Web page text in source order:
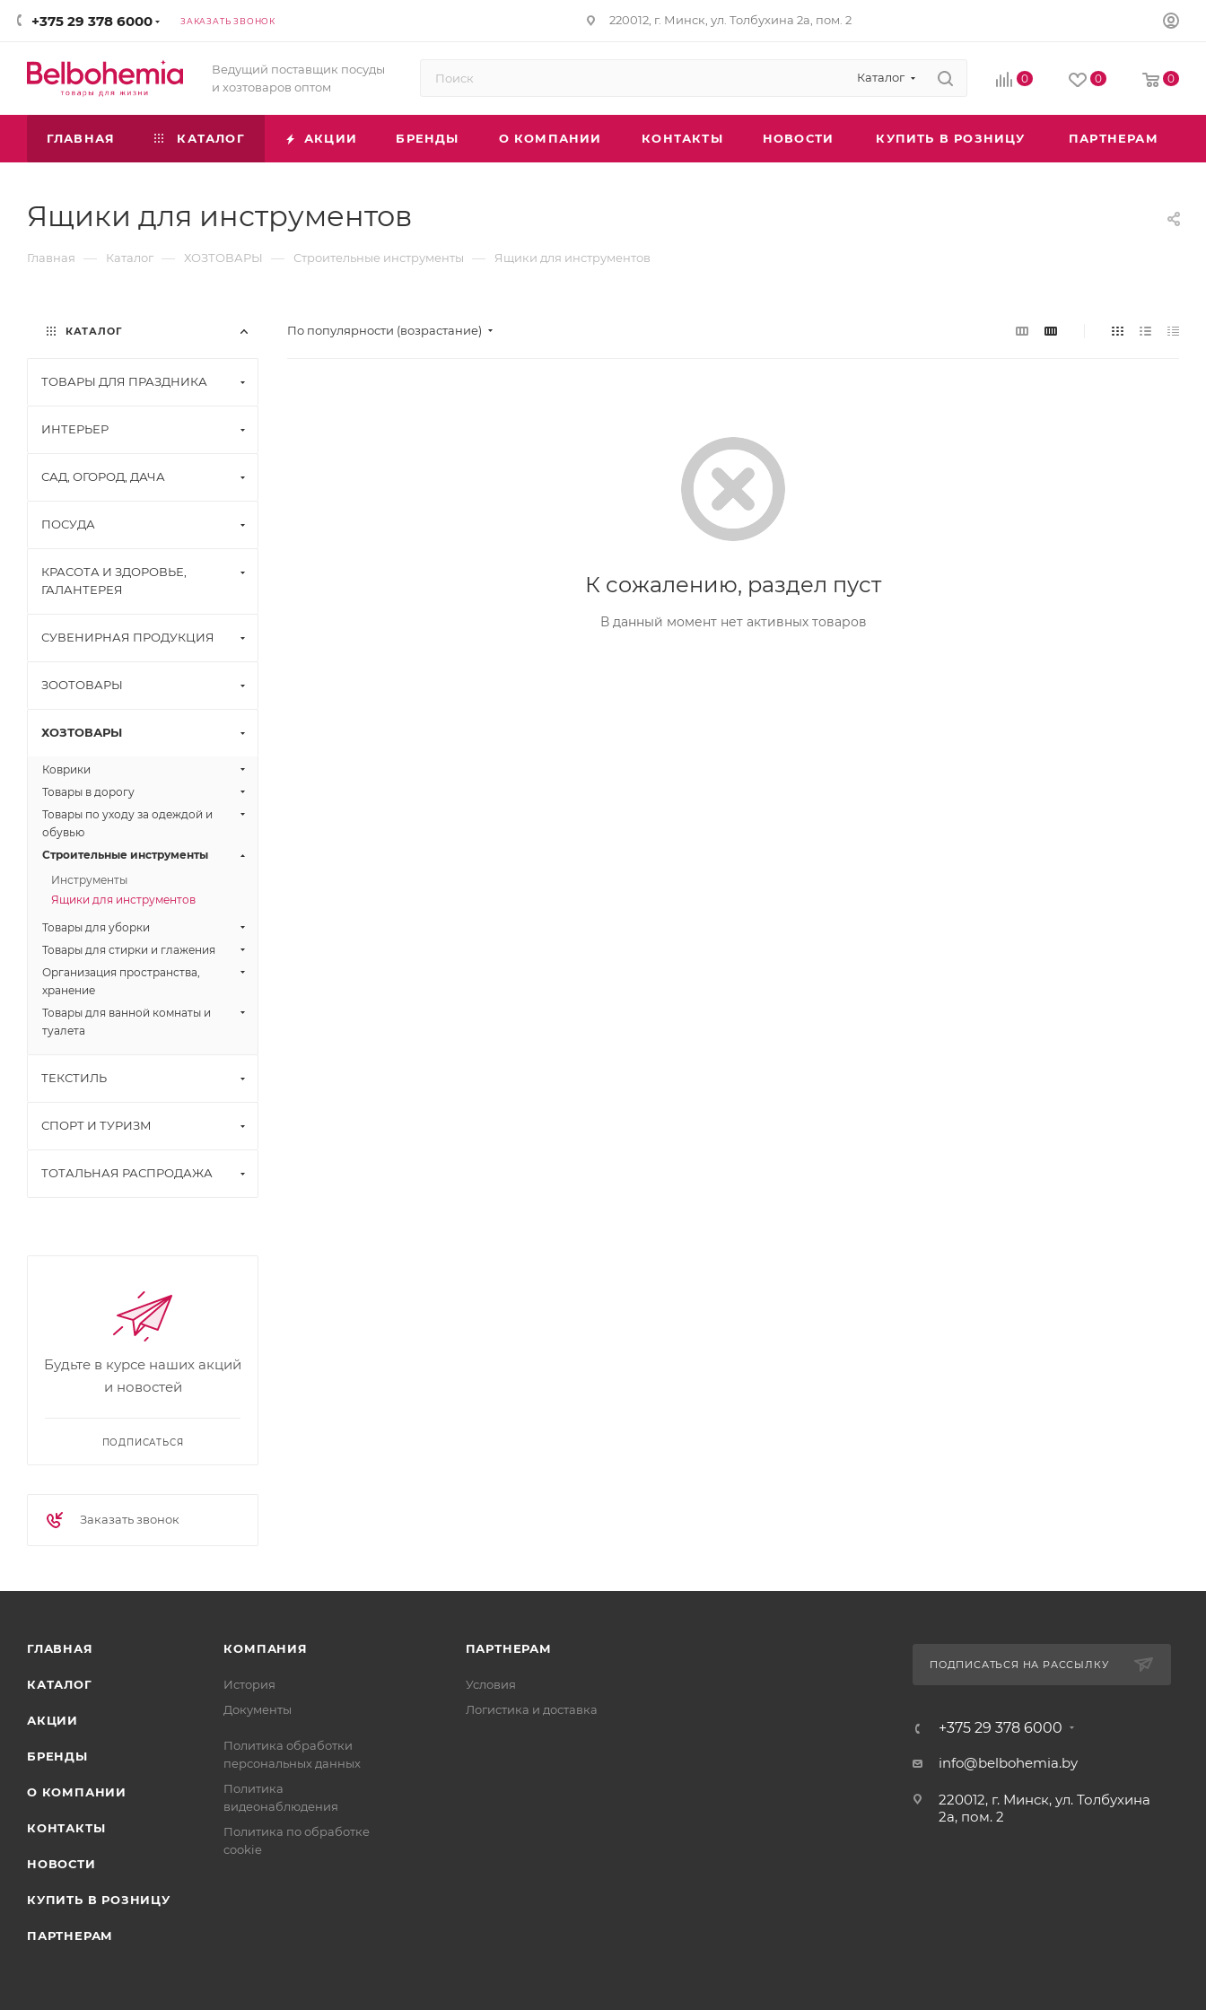
+375 29 378 6000 ЗАКАЗАТЬ ЗВОНОК 220012, г. Минск, ул. Толбухина 2а, пом. 2
Ведущий поставщик посуды
и хозтоваров оптом
Каталог 0 0 0
ГЛАВНАЯ КАТАЛОГ АКЦИИ БРЕНДЫ О КОМПАНИИ КОНТАКТЫ НОВОСТИ КУПИТЬ В РОЗНИЦУ ПАРТНЕРАМ
Ящики для инструментов
Главная — Каталог — ХОЗТОВАРЫ — Строительные инструменты — Ящики для инструментов
По популярности (возрастание)
К сожалению, раздел пуст
В данный момент нет активных товаров
КАТАЛОГ
ТОВАРЫ ДЛЯ ПРАЗДНИКА
ИНТЕРЬЕР
САД, ОГОРОД, ДАЧА
ПОСУДА
КРАСОТА И ЗДОРОВЬЕ,
ГАЛАНТЕРЕЯ
СУВЕНИРНАЯ ПРОДУКЦИЯ
ЗООТОВАРЫ
ХОЗТОВАРЫ
Коврики
Товары в дорогу
Товары по уходу за одеждой и
обувью
Строительные инструменты
Инструменты
Ящики для инструментов
Товары для уборки
Товары для стирки и глажения
Организация пространства,
хранение
Товары для ванной комнаты и
туалета
ТЕКСТИЛЬ
СПОРТ И ТУРИЗМ
ТОТАЛЬНАЯ РАСПРОДАЖА
Будьте в курсе наших акций
и новостей
ПОДПИСАТЬСЯ
Заказать звонок
ГЛАВНАЯ
КАТАЛОГ
АКЦИИ
БРЕНДЫ
О КОМПАНИИ
КОНТАКТЫ
НОВОСТИ
КУПИТЬ В РОЗНИЦУ
ПАРТНЕРАМ
КОМПАНИЯ
История
Документы
Политика обработки
персональных данных
Политика
видеонаблюдения
Политика по обработке
cookie
ПАРТНЕРАМ
Условия
Логистика и доставка
ПОДПИСАТЬСЯ НА РАССЫЛКУ
+375 29 378 6000
info@belbohemia.by
220012, г. Минск, ул. Толбухина
2а, пом. 2